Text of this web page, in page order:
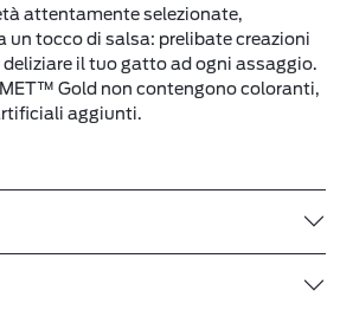
attentamente selezionate,
un tocco di salsa: prelibate creazioni
il tuo gatto ad ogni assaggio.
Gold non contengono coloranti,
aggiunti.